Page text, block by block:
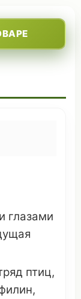
глазами
птиц,
,